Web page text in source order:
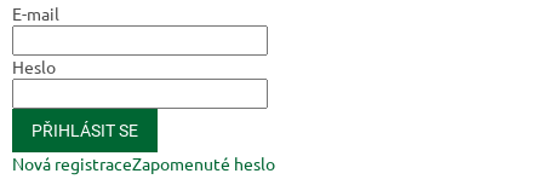
E-mail
Heslo
PŘIHLÁSIT SE
Nová registraceZapomenuté heslo